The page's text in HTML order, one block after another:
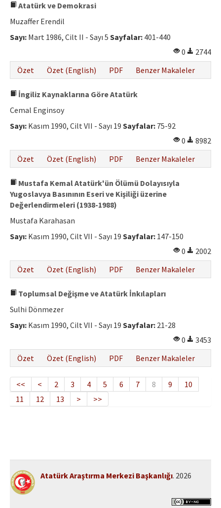
Atatürk ve Demokrasi
Muzaffer Erendil
Sayı: Mart 1986, Cilt II - Sayı 5 Sayfalar: 401-440
0
2744
Özet
Özet (English) PDF Benzer Makaleler
İngiliz Kaynaklarına Göre Atatürk
Cemal Enginsoy
Sayı: Kasım 1990, Cilt VII - Sayı 19 Sayfalar: 75-92
0
8982
Özet
Özet (English) PDF Benzer Makaleler
Mustafa Kemal Atatürk'ün Ölümü Dolayısıyla
Yugoslavya Basınının Eseri ve Kişiliği üzerine
Değerlendirmeleri (1938-1988)
Mustafa Karahasan
Sayı: Kasım 1990, Cilt VII - Sayı 19 Sayfalar: 147-150
0
2002
Özet
Özet (English) PDF Benzer Makaleler
Toplumsal Değişme ve Atatürk İnkılapları
Sulhi Dönmezer
Sayı: Kasım 1990, Cilt VII - Sayı 19 Sayfalar: 21-28
0
3453
Özet
Özet (English) PDF Benzer Makaleler
<< < 2 3 4 5 6 7 8 9
10
11
12 13 > >>
Atatürk Araştırma Merkezi Başkanlığı. 2026